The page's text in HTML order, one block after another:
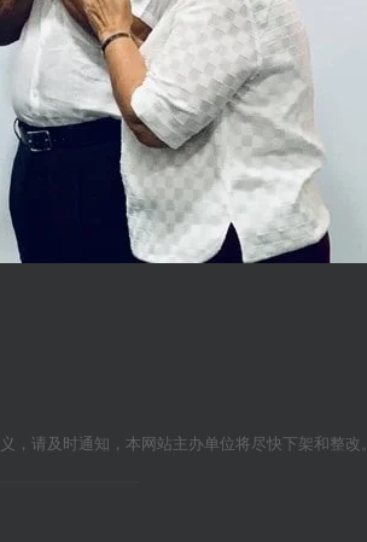
请及时通知，本网站主办单位将尽快下架和整改。